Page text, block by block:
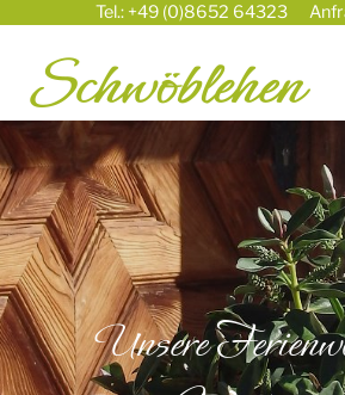
Tel.: +49 (0)8652 64323
Unsere